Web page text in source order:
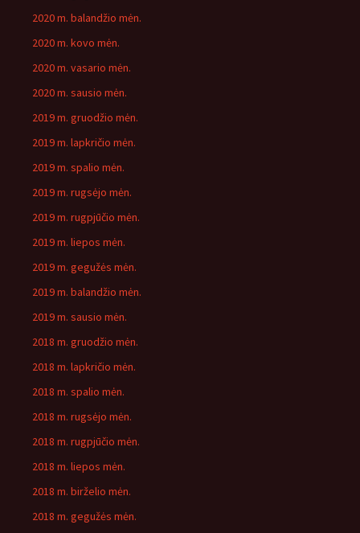
2020 m. balandžio mėn.
2020 m. kovo mėn.
2020 m. vasario mėn.
2020 m. sausio mėn.
2019 m. gruodžio mėn.
2019 m. lapkričio mėn.
2019 m. spalio mėn.
2019 m. rugsėjo mėn.
2019 m. rugpjūčio mėn.
2019 m. liepos mėn.
2019 m. gegužės mėn.
2019 m. balandžio mėn.
2019 m. sausio mėn.
2018 m. gruodžio mėn.
2018 m. lapkričio mėn.
2018 m. spalio mėn.
2018 m. rugsėjo mėn.
2018 m. rugpjūčio mėn.
2018 m. liepos mėn.
2018 m. birželio mėn.
2018 m. gegužės mėn.